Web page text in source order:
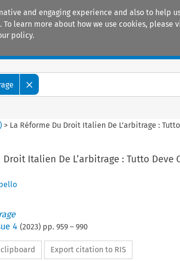
and engaging experience and also to help
learn more about how we use cookies, please
policy.
) > La Réforme Du Droit Italien De L’arbitrage :
Droit Italien De L’arbitrage : Tutto Deve
4 (2023) pp. 959– 990
Export citation to RIS